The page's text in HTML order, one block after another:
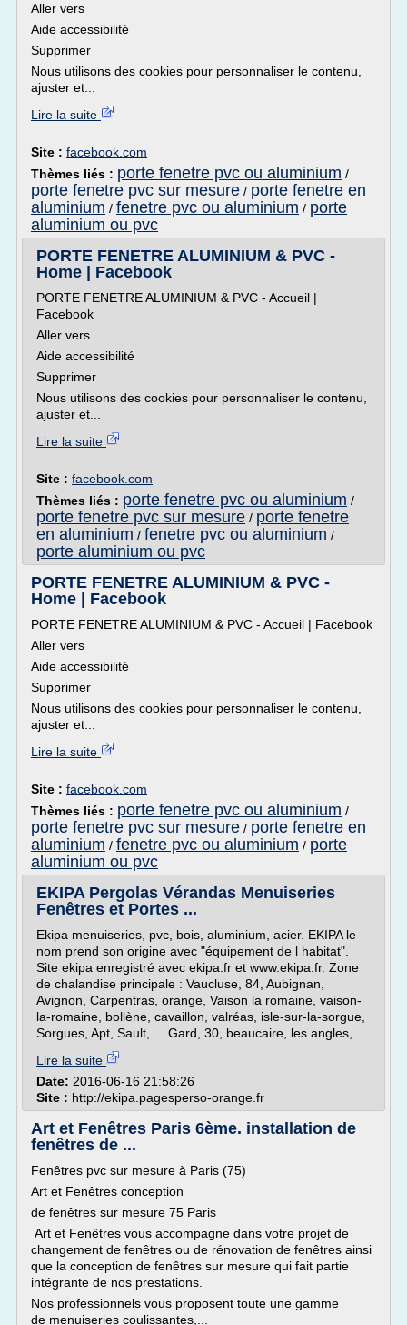
Aller vers
Aide accessibilité
Supprimer
Nous utilisons des cookies pour personnaliser le contenu,
ajuster et...
Lire la suite
Site : facebook.com
Thèmes liés : porte fenetre pvc ou aluminium /
porte fenetre pvc sur mesure / porte fenetre en
aluminium / fenetre pvc ou aluminium / porte
aluminium ou pvc
PORTE FENETRE ALUMINIUM & PVC -
Home | Facebook
PORTE FENETRE ALUMINIUM & PVC - Accueil |
Facebook
Aller vers
Aide accessibilité
Supprimer
Nous utilisons des cookies pour personnaliser le contenu,
ajuster et...
Lire la suite
Site : facebook.com
Thèmes liés : porte fenetre pvc ou aluminium /
porte fenetre pvc sur mesure / porte fenetre
en aluminium / fenetre pvc ou aluminium /
porte aluminium ou pvc
PORTE FENETRE ALUMINIUM & PVC -
Home | Facebook
PORTE FENETRE ALUMINIUM & PVC - Accueil | Facebook
Aller vers
Aide accessibilité
Supprimer
Nous utilisons des cookies pour personnaliser le contenu,
ajuster et...
Lire la suite
Site : facebook.com
Thèmes liés : porte fenetre pvc ou aluminium /
porte fenetre pvc sur mesure / porte fenetre en
aluminium / fenetre pvc ou aluminium / porte
aluminium ou pvc
EKIPA Pergolas Vérandas Menuiseries
Fenêtres et Portes ...
Ekipa menuiseries, pvc, bois, aluminium, acier. EKIPA le
nom prend son origine avec "équipement de l habitat".
Site ekipa enregistré avec ekipa.fr et www.ekipa.fr. Zone
de chalandise principale : Vaucluse, 84, Aubignan,
Avignon, Carpentras, orange, Vaison la romaine, vaison-
la-romaine, bollène, cavaillon, valréas, isle-sur-la-sorgue,
Sorgues, Apt, Sault, ... Gard, 30, beaucaire, les angles,...
Lire la suite
Date: 2016-06-16 21:58:26
Site : http://ekipa.pagesperso-orange.fr
Art et Fenêtres Paris 6ème. installation de
fenêtres de ...
Fenêtres pvc sur mesure à Paris (75)
Art et Fenêtres conception
de fenêtres sur mesure 75 Paris
Art et Fenêtres vous accompagne dans votre projet de
changement de fenêtres ou de rénovation de fenêtres ainsi
que la conception de fenêtres sur mesure qui fait partie
intégrante de nos prestations.
Nos professionnels vous proposent toute une gamme
de menuiseries coulissantes,...